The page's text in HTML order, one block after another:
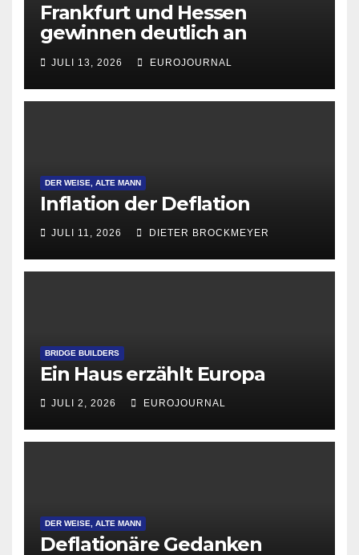
Frankfurt und Hessen
gewinnen deutlich an
Attraktivität für Startup-
Gründungen
JULI 13, 2026 EUROJOURNAL
DER WEISE, ALTE MANN
Inflation der Deflation
JULI 11, 2026 DIETER BROCKMEYER
BRIDGE BUILDERS
Ein Haus erzählt Europa
JULI 2, 2026 EUROJOURNAL
DER WEISE, ALTE MANN
Deflationäre Gedanken